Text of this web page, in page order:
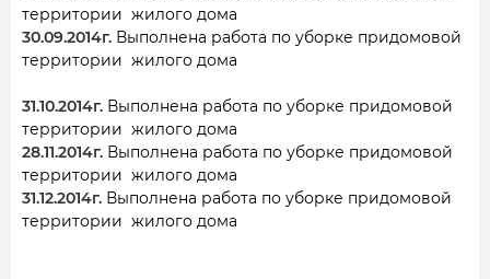
территории жилого дома
30.09.2014г. Выполнена работа по уборке придомовой
территории жилого дома
31.10.2014г. Выполнена работа по уборке придомовой
территории жилого дома
28.11.2014г. Выполнена работа по уборке придомовой
территории жилого дома
31.12.2014г. Выполнена работа по уборке придомовой
территории жилого дома